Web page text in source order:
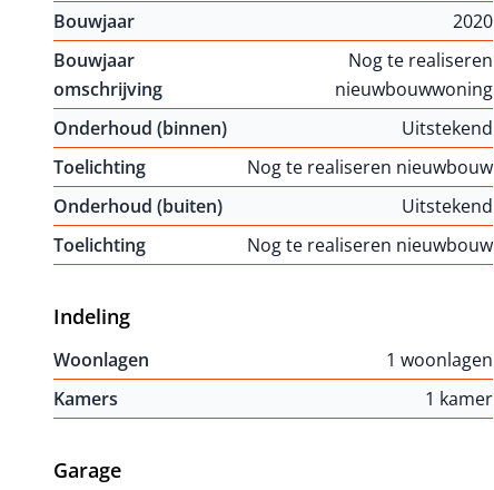
Bouwjaar
2020
Bouwjaar
omschrijving
Nog te realiseren
nieuwbouwwoning
Onderhoud (binnen)
Uitstekend
Toelichting
Nog te realiseren nieuwbouw
Onderhoud (buiten)
Uitstekend
Toelichting
Nog te realiseren nieuwbouw
Indeling
Woonlagen
1 woonlagen
Kamers
1 kamer
Garage